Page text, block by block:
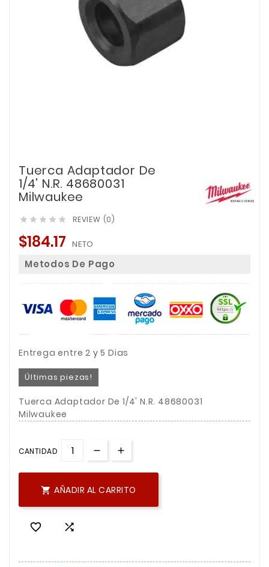
Tuerca Adaptador De
1/4' N.R. 48680031
Milwaukee
     REVIEW (0)
$184.17 NETO
Metodos De Pago
Entrega entre 2 y 5 Dias
Últimas piezas!
Tuerca Adaptador De 1/4' N.R. 48680031
Milwaukee
CANTIDAD
 AÑADIR AL CARRITO
 